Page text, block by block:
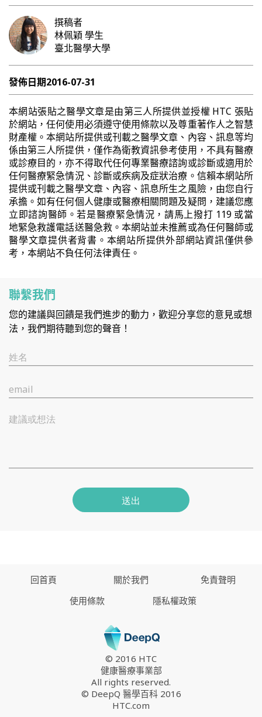
撰稿者
林佩穎學生
臺北醫學大學
發佈日期2016-07-31
本網站張貼之醫學文章是由第三人所提供並授權 HTC 張貼
於網站，任何使用必須遵守使用條款以及尊重著作人之智慧
財產權。本網站所提供或刊載之醫學文章、內容、訊息等均
係由第三人所提供，僅作為衛教資訊參考使用，不具有醫療
或診療目的，亦不得取代任何專業醫療諮詢或診斷或適用於
任何醫療緊急情況、診斷或疾病及症狀治療。信賴本網站所
提供或刊載之醫學文章、內容、訊息所生之風險，由您自行
承擔。如有任何個人健康或醫療相關問題及疑問，建議您應
立即諮詢醫師。若是醫療緊急情況，請馬上撥打 119 或當
地緊急救護電話送醫急救。本網站並未推薦或為任何醫師或
醫學文章提供者背書。本網站所提供外部網站資訊僅供參
考，本網站不負任何法律責任。
聯繫我們
您的建議與回饋是我們進步的動力，歡迎分享您的意見或想
法，我們期待聽到您的聲音！
姓名
email
建議或想法
送出
回首頁 關於我們
免責聲明
使用條款
隱私權政策
© 2016 HTC
健康醫療事業部
All rights reserved.
© DeepQ 醫學百科 2016
HTC.com